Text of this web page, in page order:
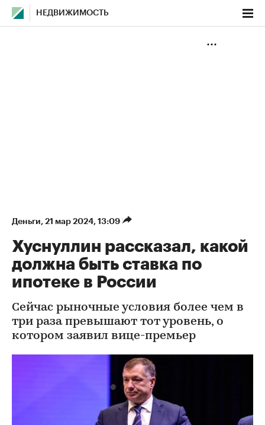
НЕДВИЖИМОСТЬ
Деньги⁠, 21 мар 2024, 13:09
Хуснуллин рассказал, какой
должна быть ставка по
ипотеке в России
Сейчас рыночные условия более чем в
три раза превышают тот уровень, о
котором заявил вице-премьер